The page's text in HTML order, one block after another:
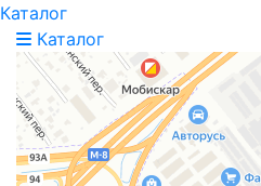
Каталог
Каталог